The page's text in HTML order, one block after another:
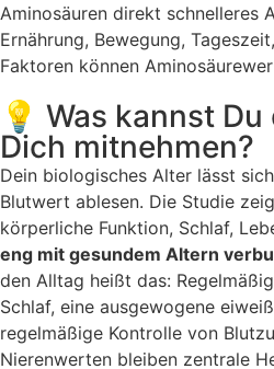
Aminosäuren direkt schnelleres
Ernährung, Bewegung,
Faktoren können
💡 Was kannst
Dich mitnehmen?
Dein biologisches Alter lässt
Blutwert ablesen. Die Studie
körperliche Funktion, Schlaf,
eng mit gesundem Altern
den Alltag heißt das:
Schlaf, eine ausgewogene
regelmäßige Kontrolle von
Nierenwerten bleiben zentrale